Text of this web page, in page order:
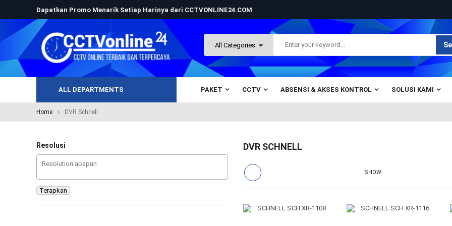
Dapatkan Promo Menarik Setiap Harinya dari CCTVONLINE24.COM
ALL DEPARTMENTS PAKET CCTV ABSENSI & AKSES KONTROL SOLUSI KAMI
Home DVR Schnell
Resolusi
Terapkan
DVR SCHNELL
SHOW: